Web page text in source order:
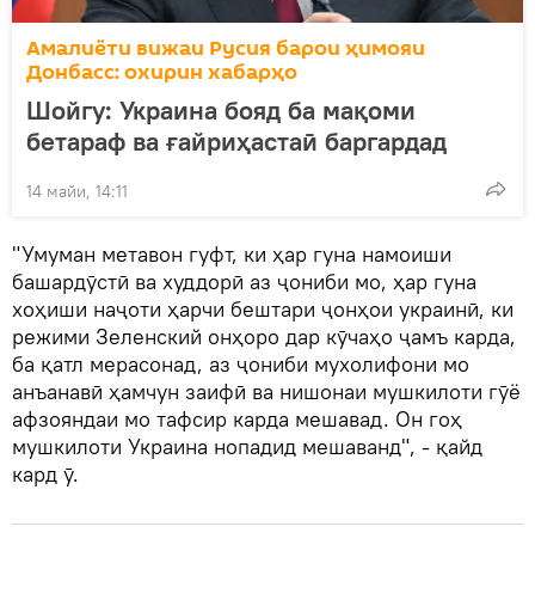
Амалиёти вижаи Русия барои ҳимояи
Донбасс: охирин хабарҳо
Шойгу: Украина бояд ба мақоми
бетараф ва ғайриҳастаӣ баргардад
14 майи, 14:11
"Умуман метавон гуфт, ки ҳар гуна намоиши
башардӯстӣ ва худдорӣ аз ҷониби мо, ҳар гуна
хоҳиши наҷоти ҳарчи бештари ҷонҳои украинӣ, ки
режими Зеленский онҳоро дар кӯчаҳо ҷамъ карда,
ба қатл мерасонад, аз ҷониби мухолифони мо
анъанавӣ ҳамчун заифӣ ва нишонаи мушкилоти гӯё
афзояндаи мо тафсир карда мешавад. Он гоҳ
мушкилоти Украина нопадид мешаванд", - қайд
кард ӯ.